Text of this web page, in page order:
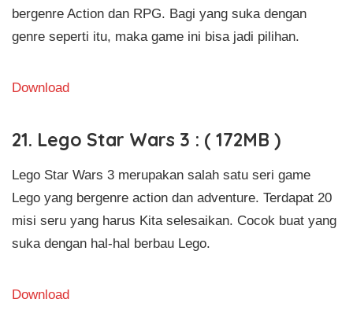
bergenre Action dan RPG. Bagi yang suka dengan
genre seperti itu, maka game ini bisa jadi pilihan.
Download
21. Lego Star Wars 3 : ( 172MB )
Lego Star Wars 3 merupakan salah satu seri game
Lego yang bergenre action dan adventure. Terdapat 20
misi seru yang harus Kita selesaikan. Cocok buat yang
suka dengan hal-hal berbau Lego.
Download